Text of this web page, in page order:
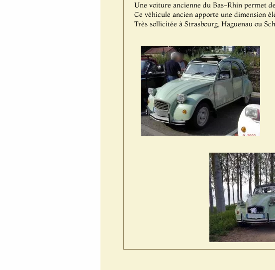
Une voiture ancienne du Bas-Rhin permet
Ce véhicule ancien apporte une dimension
Très sollicitée à Strasbourg, Haguenau ou